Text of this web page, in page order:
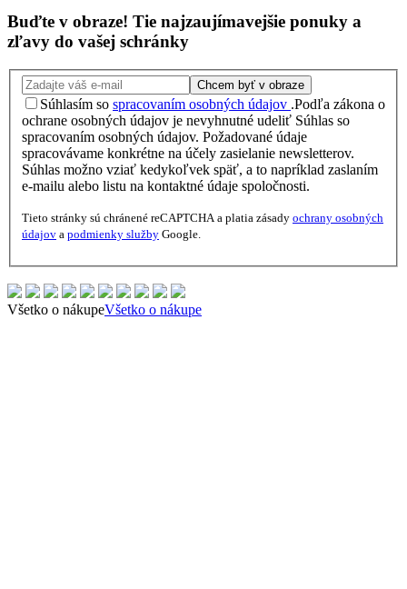
Buďte v obraze! Tie najzaujímavejšie ponuky a
zľavy do vašej schránky
Chcem byť v obraze
Súhlasím so spracovaním osobných údajov .Podľa zákona o
ochrane osobných údajov je nevyhnutné udeliť Súhlas so
spracovaním osobných údajov. Požadované údaje
spracovávame konkrétne na účely zasielanie newsletterov.
Súhlas možno vziať kedykoľvek späť, a to napríklad zaslaním
e-mailu alebo listu na kontaktné údaje spoločnosti.
Tieto stránky sú chránené reCAPTCHA a platia zásady ochrany osobných
údajov a podmienky služby Google.
Všetko o nákupeVšetko o nákupe